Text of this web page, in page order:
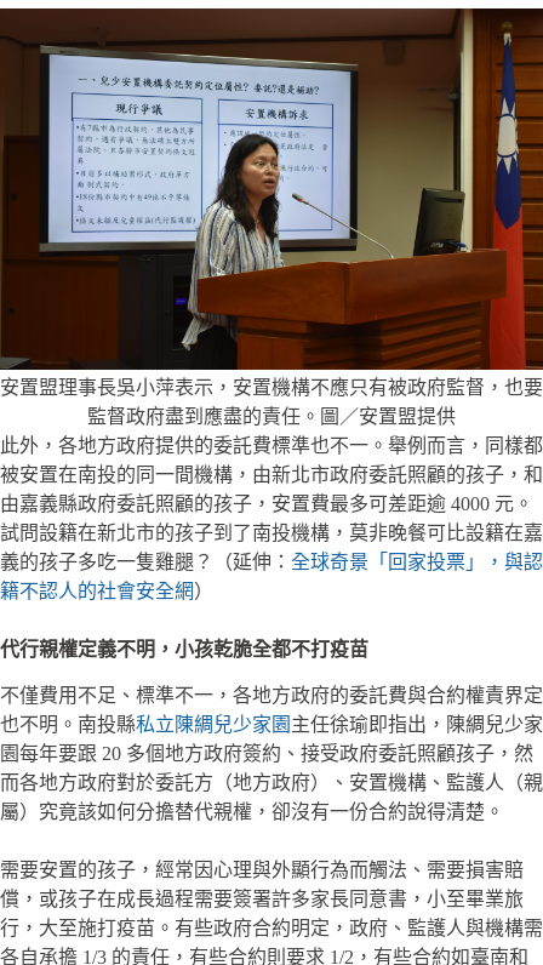
安置盟理事長吳小萍表示，安置機構不應只有被政府監督，也要
監督政府盡到應盡的責任。圖／安置盟提供
此外，各地方政府提供的委託費標準也不一。舉例而言，同樣都
被安置在南投的同一間機構，由新北市政府委託照顧的孩子，和
由嘉義縣政府委託照顧的孩子，安置費最多可差距逾 4000 元。
試問設籍在新北市的孩子到了南投機構，莫非晚餐可比設籍在嘉
義的孩子多吃一隻雞腿？（延伸： 全球奇景「回家投票」，與認
籍不認人的社會安全網）
代行親權定義不明，小孩乾脆全都不打疫苗
不僅費用不足、標準不一，各地方政府的委託費與合約權責界定
也不明。南投縣私立陳綢兒少家園 主任徐瑜即指出，陳綢兒少家
園每年要跟 20 多個地方政府簽約、接受政府委託照顧孩子，然
而各地方政府對於委託方（地方政府）、安置機構、監護人（親
屬）究竟該如何分擔替代親權，卻沒有一份合約說得清楚。
需要安置的孩子，經常因心理與外顯行為而觸法、需要損害賠
償，或孩子在成長過程需要簽署許多家長同意書，小至畢業旅
行，大至施打疫苗。有些政府合約明定，政府、監護人與機構需
各自承擔 1/3 的責任，有些合約則要求 1/2，有些合約如臺南和